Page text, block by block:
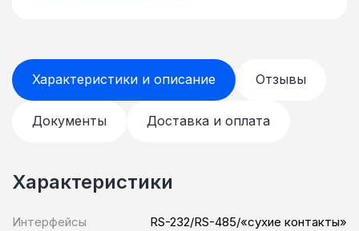
Характеристики и описание Отзывы
Документы Доставка и оплата
Характеристики
Интерфейсы
RS-232/RS-485/«сухие контакты»